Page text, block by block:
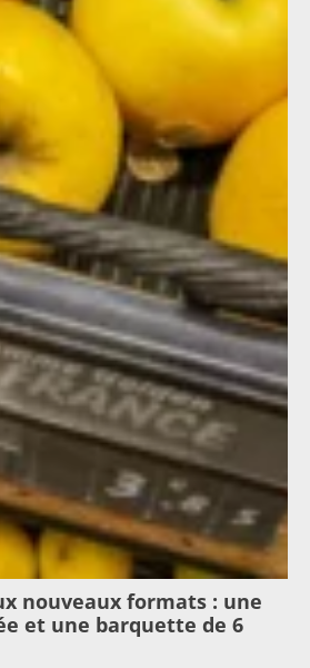
nouveaux formats : une
et une barquette de 6